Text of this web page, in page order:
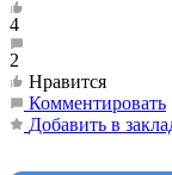
4
2
Нравится
Комментировать
Добавить в